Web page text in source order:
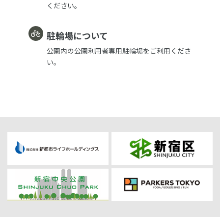
ください。
駐輪場について
公園内の公園利用者専用駐輪場をご利用くださ
い。